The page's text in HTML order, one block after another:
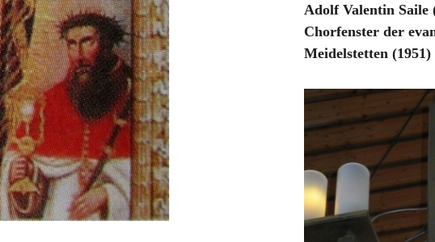
Adolf Valentin Saile
Chorfenster der
Meidelstetten (1951)